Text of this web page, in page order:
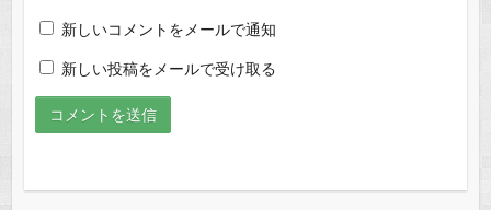
新しいコメントをメールで通知
新しい投稿をメールで受け取る